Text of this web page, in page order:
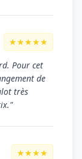
★★★★★
Pour cet
de
très
★★★★